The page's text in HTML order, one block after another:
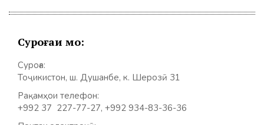
Суроғаи мо:
Суроға:
Тоҷикистон, ш. Душанбе, к. Шерозӣ 31
Рақамҳои телефон:
+992 37 227-77-27, +992 934-83-36-36